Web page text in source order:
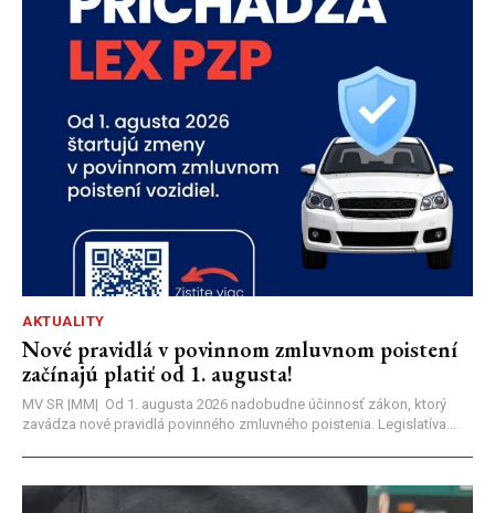
AKTUALITY
Nové pravidlá v povinnom zmluvnom poistení
začínajú platiť od 1. augusta!
MV SR |MM| Od 1. augusta 2026 nadobudne účinnosť zákon, ktorý
zavádza nové pravidlá povinného zmluvného poistenia. Legislatíva...